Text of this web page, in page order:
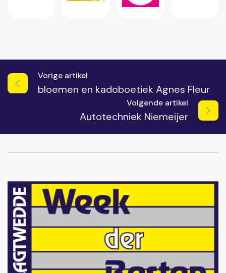
Vorige artikel
bloemen en kadoboetiek Agnes Fleur
Volgende artikel
Autotechniek Niemeijer